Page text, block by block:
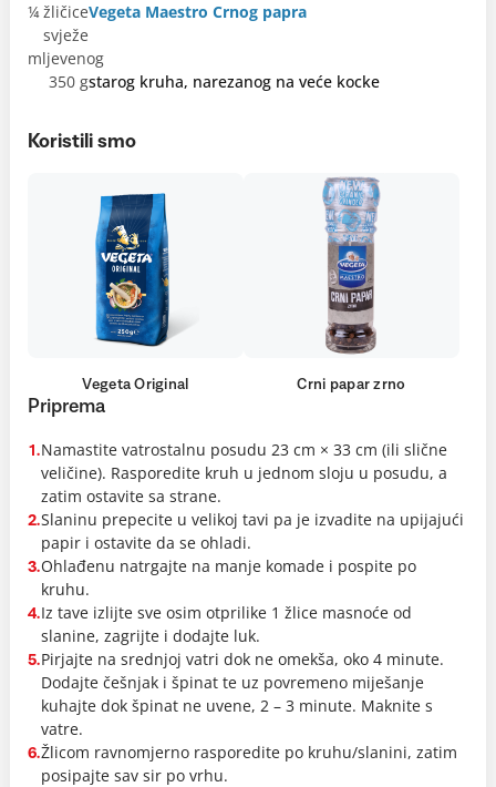
¼ žličice
svježe
mljevenog
Vegeta Maestro Crnog papra
350 gstarog kruha, narezanog na veće kocke
Koristili smo
Vegeta Original Crni papar zrno
Priprema
1.Namastite vatrostalnu posudu 23 cm × 33 cm (ili slične
veličine). Rasporedite kruh u jednom sloju u posudu, a
zatim ostavite sa strane.
2.Slaninu prepecite u velikoj tavi pa je izvadite na upijajući
papir i ostavite da se ohladi.
3.Ohlađenu natrgajte na manje komade i pospite po
kruhu.
4.Iz tave izlijte sve osim otprilike 1 žlice masnoće od
slanine, zagrijte i dodajte luk.
5.Pirjajte na srednjoj vatri dok ne omekša, oko 4 minute.
Dodajte češnjak i špinat te uz povremeno miješanje
kuhajte dok špinat ne uvene, 2 – 3 minute. Maknite s
vatre.
6.Žlicom ravnomjerno rasporedite po kruhu/slanini, zatim
posipajte sav sir po vrhu.